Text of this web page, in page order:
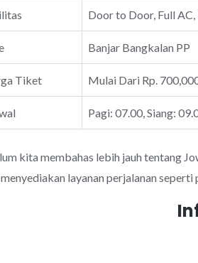
Door to Door, Full AC,
Banjar Bangkalan PP
Tiket Mulai Dari Rp.
Pagi: 07.00, Siang:
kita membahas lebih jauh tentang
layanan perjalanan